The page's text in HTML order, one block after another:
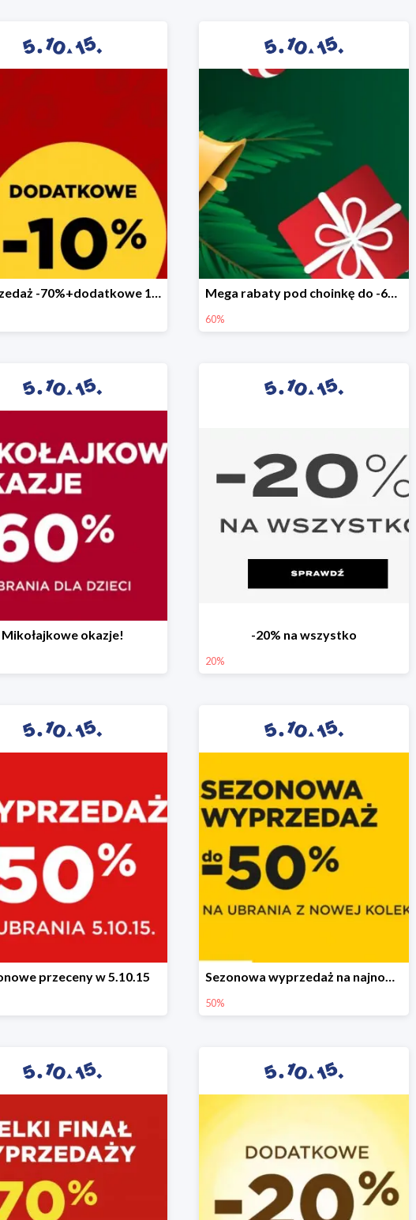
Wyprzedaż -70%+dodatkowe 10% Mega rabaty pod choinkę do -60%
60%
Mikołajkowe okazje! -20% na wszystko
20%
przeceny w 5.10.15 Sezonowa wyprzedaż na najnowszą kolekcję do -50%
50%